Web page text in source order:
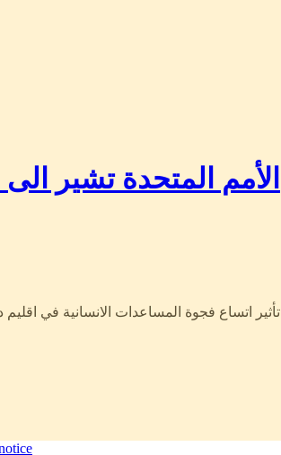
الأمم المتحدة تشير
تأثير اتساع فجوة المساعدات الانسانية في اقليم